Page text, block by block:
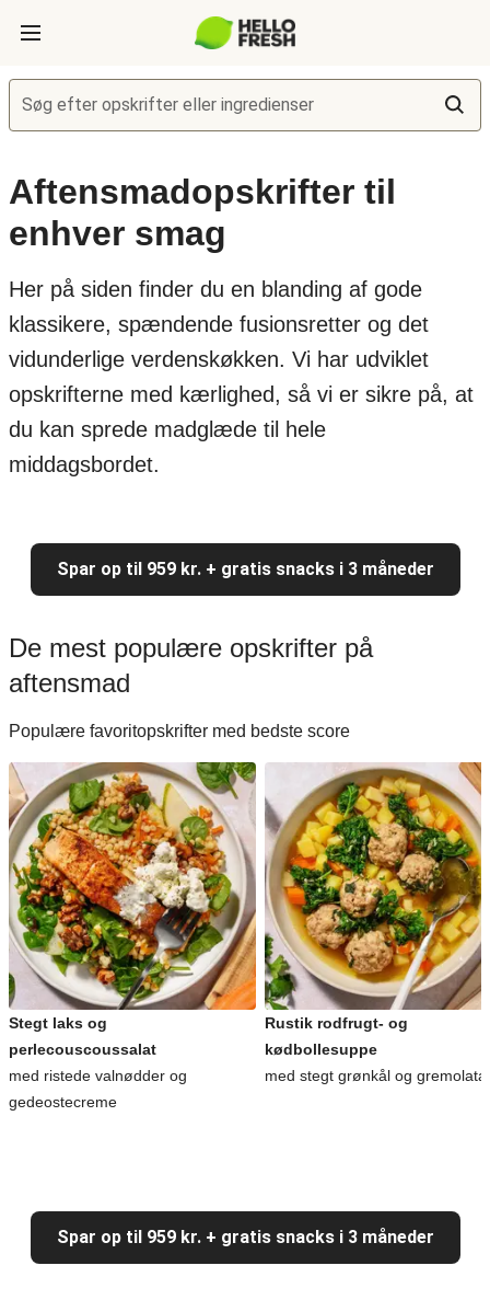
Søg efter opskrifter eller ingredienser
Aftensmadopskrifter til
enhver smag
Her på siden finder du en blanding af gode
klassikere, spændende fusionsretter og det
vidunderlige verdenskøkken. Vi har udviklet
opskrifterne med kærlighed, så vi er sikre på, at
du kan sprede madglæde til hele
middagsbordet.
Spar op til 959 kr. + gratis snacks i 3 måneder
De mest populære opskrifter på
aftensmad
Populære favoritopskrifter med bedste score
Stegt laks og
perlecouscoussalat
med ristede valnødder og
gedeostecreme
Rustik rodfrugt- og
kødbollesuppe
med stegt grønkål og gremolata
Spar op til 959 kr. + gratis snacks i 3 måneder